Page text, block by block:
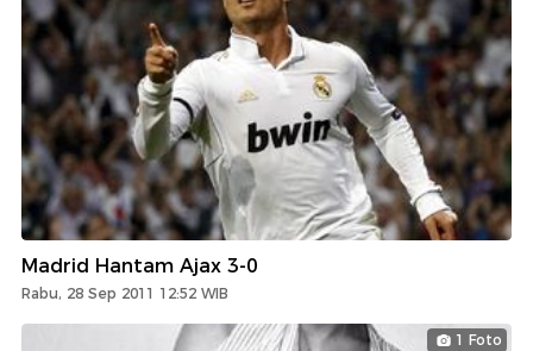
Madrid Hantam Ajax 3-0
Rabu, 28 Sep 2011 12:52 WIB
1 Foto